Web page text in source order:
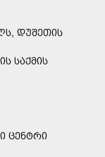
ᲓᲣᲨᲔᲗᲘᲡ
ᲡᲐᲥᲛᲘᲡ
ᲪᲔᲜᲢᲠᲘ